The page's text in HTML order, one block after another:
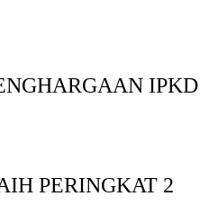
IPKD
PERINGKAT 2